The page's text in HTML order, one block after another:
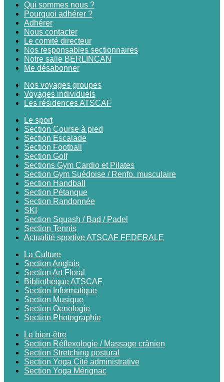
Qui sommes nous ?
Pourquoi adhérer ?
Adhérer
Nous contacter
Le comité directeur
Nos responsables sectionnaires
Notre salle BERLINCAN
Me désabonner
Nos voyages groupes
Voyages individuels
Les résidences ATSCAF
Le sport
Section Course à pied
Section Escalade
Section Football
Section Golf
Sections Gym Cardio et Pilates
Section Gym Suédoise / Renfo. musculaire
Section Handball
Section Pétanque
Section Randonnée
SKI
Section Squash / Bad / Padel
Section Tennis
Actualité sportive ATSCAF FEDERALE
La Culture
Section Anglais
Section Art Floral
Bibliothèque ATSCAF
Section Informatique
Section Musique
Section Oenologie
Section Photographie
Le bien-être
Section Réflexologie / Massage crânien
Section Stretching postural
Section Yoga Cité administrative
Section Yoga Mérignac